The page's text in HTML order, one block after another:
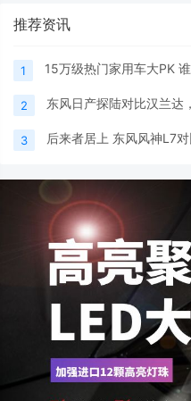
推荐资讯
1 15万级热门家用车大PK
2 东风日产探陆对比汉兰达
3 后来者居上 东风风神L7